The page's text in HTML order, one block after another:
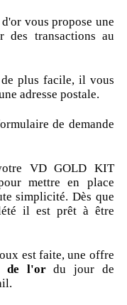
vous propose une
des transactions au
plus facile, il vous
adresse postale.
de demande
VD GOLD KIT
mettre en place
simplicité. Dès que
il est prêt à être
est faite, une offre
de l'ordu jour de